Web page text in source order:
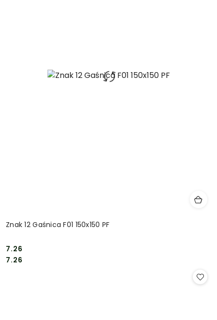
Znak 12 Gaśnica F01 150x150 PF
Cena:
7.26
Cena:
7.26